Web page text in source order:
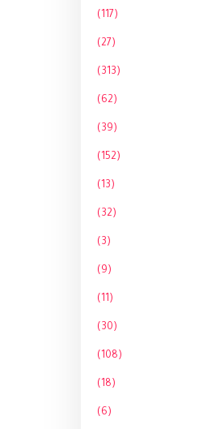
(117)
(27)
(313)
(62)
(39)
(152)
(13)
(32)
(3)
(9)
(11)
(30)
(108)
(18)
(6)